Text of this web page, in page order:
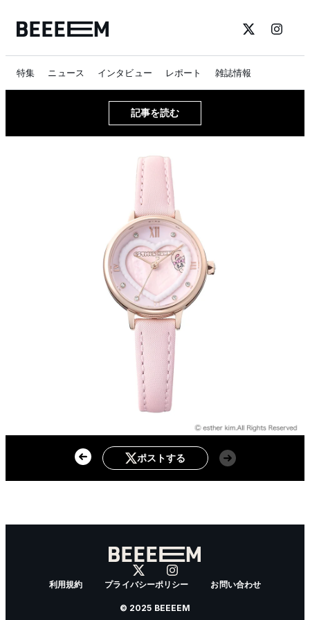
特集 ニュース インタビュー レポート 雑誌情報
記事を読む
ポストする
利用規約 プライバシーポリシー お問い合わせ
© 2025 BEEEEM